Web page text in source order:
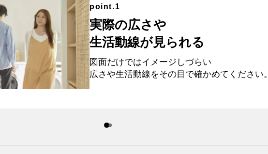
point.1
実際の広さや
生活動線が見られる
図面だけではイメージしづらい
広さや生活動線をその目で確かめてください。